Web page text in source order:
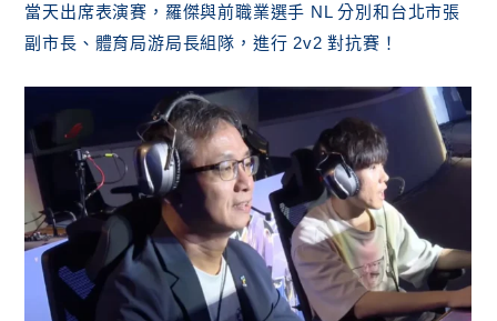
當天出席表演賽，羅傑與前職業選手 NL 分別和台北市張
副市長、體育局游局長組隊，進行 2v2 對抗賽！